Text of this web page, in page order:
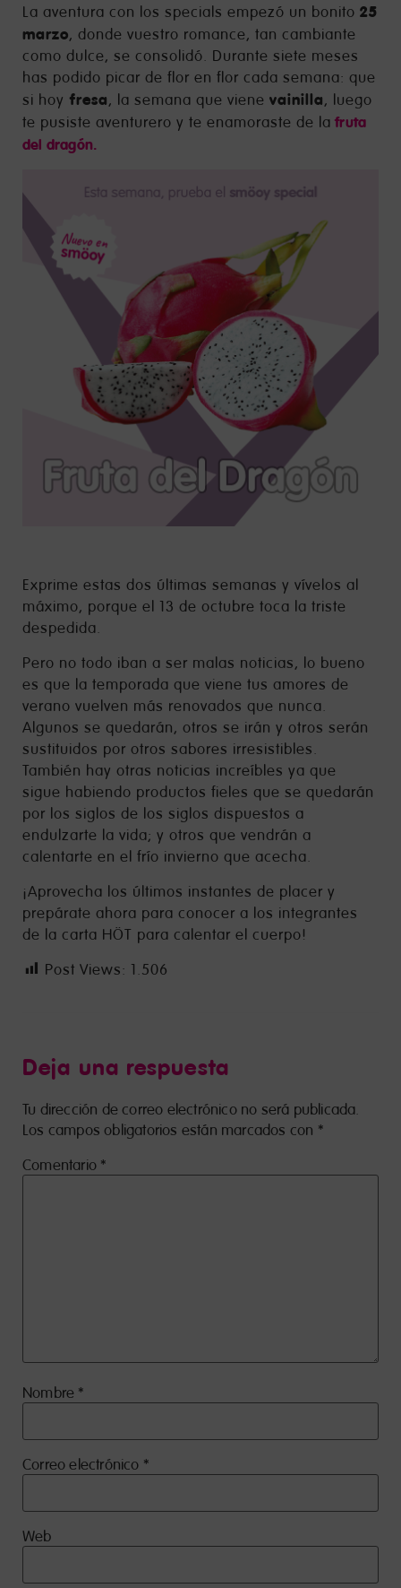
La aventura con los specials empezó un bonito 25
marzo, donde vuestro romance, tan cambiante
como dulce, se consolidó. Durante siete meses
has podido picar de flor en flor cada semana: que
si hoy fresa, la semana que viene vainilla, luego
te pusiste aventurero y te enamoraste de la fruta
del dragón.
Exprime estas dos últimas semanas y vívelos al
máximo, porque el 13 de octubre toca la triste
despedida.
Pero no todo iban a ser malas noticias, lo bueno
es que la temporada que viene tus amores de
verano vuelven más renovados que nunca.
Algunos se quedarán, otros se irán y otros serán
sustituidos por otros sabores irresistibles.
También hay otras noticias increíbles ya que
sigue habiendo productos fieles que se quedarán
por los siglos de los siglos dispuestos a
endulzarte la vida; y otros que vendrán a
calentarte en el frío invierno que acecha.
¡Aprovecha los últimos instantes de placer y
prepárate ahora para conocer a los integrantes
de la carta HÖT para calentar el cuerpo!
Post Views: 1.506
Deja una respuesta
Tu dirección de correo electrónico no será publicada.
Los campos obligatorios están marcados con *
Comentario *
Nombre *
Correo electrónico *
Web